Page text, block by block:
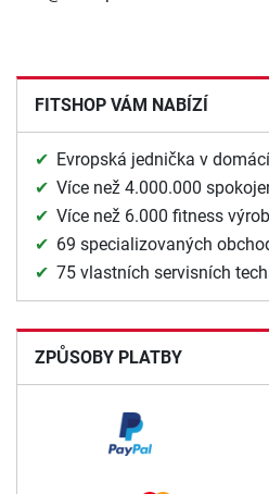
FITSHOP VÁM NABÍZÍ
Evropská jednička v
Více než 4.000.000
Více než 6.000 fitness
69 specializovaných
75 vlastních servisních
ZPŮSOBY PLATBY